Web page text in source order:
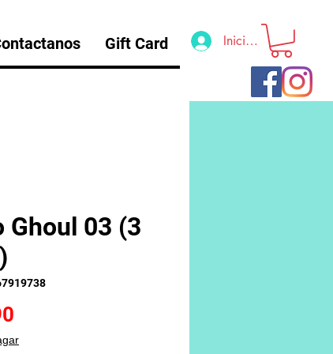
Gift Card Iniciar sesión
Ghoul 03 (3